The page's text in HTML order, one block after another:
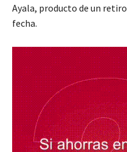
Ayala, producto de un
fecha.